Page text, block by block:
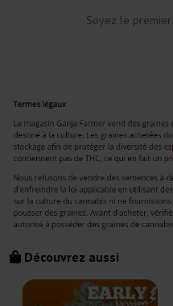
Soyez le
Découvrez aussi